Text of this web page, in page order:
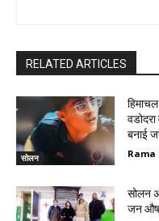
RELATED ARTICLES
सोलन
बनाई
सोलन
जन